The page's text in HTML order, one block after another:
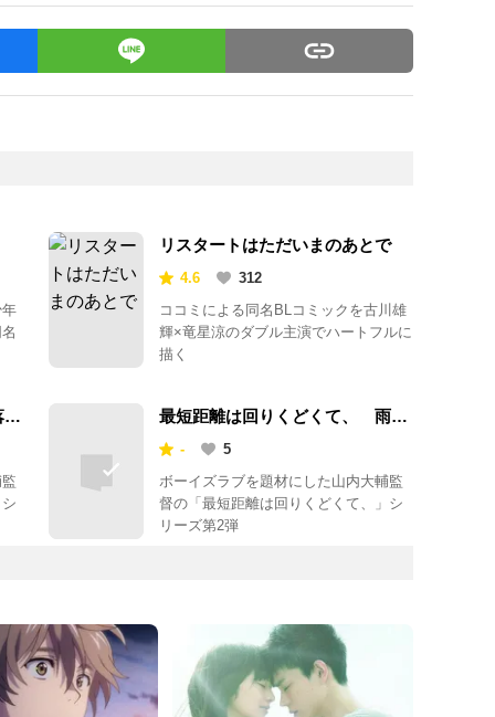
リスタートはただいまのあとで
4.6
312
ココミによる同名BLコミックを古川雄
輝×竜星涼のダブル主演でハートフルに
描く
最短距離は回りくどくて、 雨と
ソーダ水
-
5
ボーイズラブを題材にした山内大輔監
督の「最短距離は回りくどくて、」シ
リーズ第2弾